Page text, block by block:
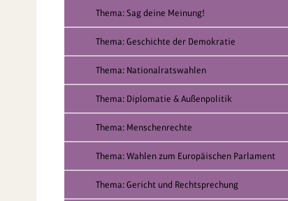
Thema: Sag deine Meinung!
Thema: Geschichte der Demokratie
Thema: Nationalratswahlen
Thema: Diplomatie & Außenpolitik
Thema: Menschenrechte
Thema: Wahlen zum Europäischen Parlament
Thema: Gericht und Rechtsprechung